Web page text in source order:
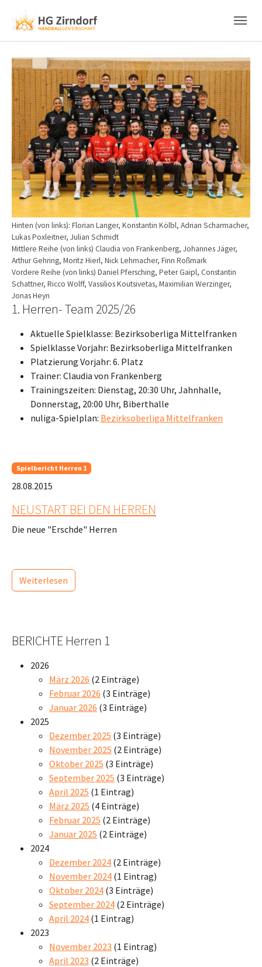
Show larger version
Hinten (von links): Florian Langer, Konstantin Kölbl, Adrian Scharmacher,
Lukas Poxleitner, Julian Schmidt
Mittlere Reihe (von links) Claudia von Frankenberg, Johannes Jäger,
Arthur Gehring, Moritz Hierl, Nick Lehmacher, Finn Roßmark
Vordere Reihe (von links) Daniel Pfersching, Peter Gaipl, Constantin
Schattner, Ricco Wolff, Vassilios Koutsivetas, Maximilian Werzinger,
Jonas Heyn
1. Herren- Team 2025/26
Aktuelle Spielklasse: Bezirksoberliga Mittelfranken
Spielklasse Vorjahr: Bezirksoberliga Mittelfranken
Platzierung Vorjahr: 6. Platz
Trainer: Claudia von Frankenberg
Trainingszeiten: Dienstag, 20:30 Uhr, Jahnhalle,
Donnerstag, 20:00 Uhr, Biberthalle
nuliga-Spielplan: Bezirksoberliga Mittelfranken
Spielbericht Herren 1
28.08.2015
NEUSTART BEI DEN HERREN
Die neue "Erschde" Herren
Weiterlesen
BERICHTE Herren 1
2026
März 2026 (2 Einträge)
Februar 2026 (3 Einträge)
Januar 2026 (3 Einträge)
2025
Dezember 2025 (3 Einträge)
November 2025 (2 Einträge)
Oktober 2025 (3 Einträge)
September 2025 (3 Einträge)
April 2025 (1 Eintrag)
März 2025 (4 Einträge)
Februar 2025 (2 Einträge)
Januar 2025 (2 Einträge)
2024
Dezember 2024 (2 Einträge)
November 2024 (1 Eintrag)
Oktober 2024 (3 Einträge)
September 2024 (2 Einträge)
April 2024 (1 Eintrag)
2023
November 2023 (1 Eintrag)
April 2023 (2 Einträge)